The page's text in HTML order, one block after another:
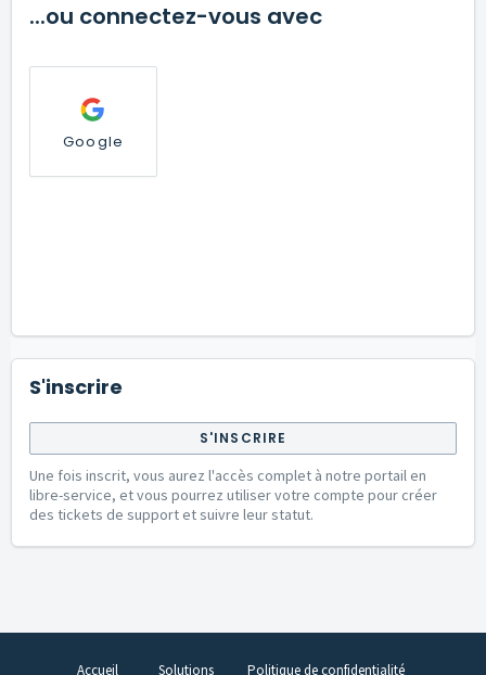
...ou connectez-vous avec
Google
S'inscrire
S'INSCRIRE
Une fois inscrit, vous aurez l'accès complet à notre portail en
libre-service, et vous pourrez utiliser votre compte pour créer
des tickets de support et suivre leur statut.
Accueil Solutions Politique de confidentialité